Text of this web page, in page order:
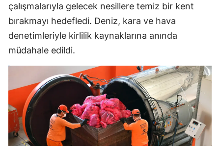
çalışmalarıyla gelecek nesillere temiz bir kent
bırakmayı hedefledi. Deniz, kara ve hava
denetimleriyle kirlilik kaynaklarına anında
müdahale edildi.